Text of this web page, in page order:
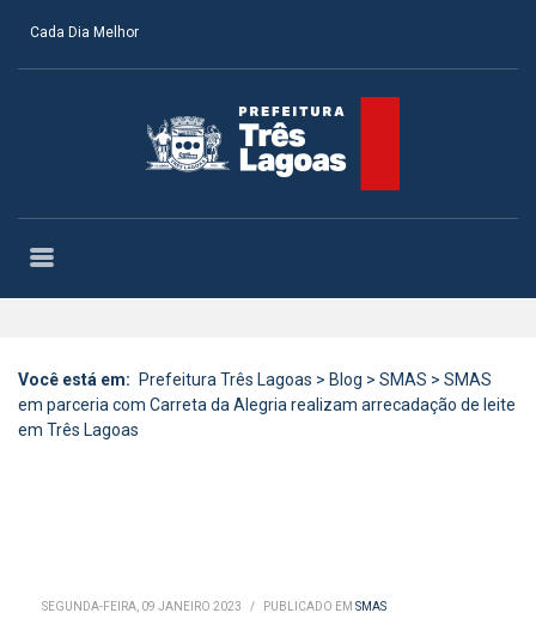
Cada Dia Melhor
Você está em: Prefeitura Três Lagoas > Blog > SMAS > SMAS
em parceria com Carreta da Alegria realizam arrecadação de leite
em Três Lagoas
SEGUNDA-FEIRA, 09 JANEIRO 2023 / PUBLICADO EM SMAS